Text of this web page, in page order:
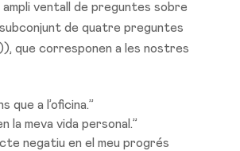
ampli ventall de preguntes sobre
de quatre preguntes
que corresponen a les nostres
a l’oficina.”
la meva vida personal.”
negatiu en el meu progrés